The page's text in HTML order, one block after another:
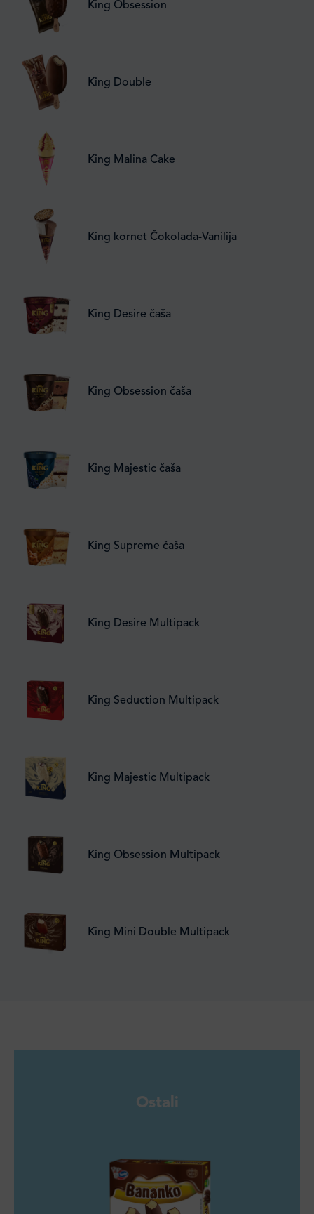
King Obsession
King Double
King Malina Cake
King kornet Čokolada-Vanilija
King Desire čaša
King Obsession čaša
King Majestic čaša
King Supreme čaša
King Desire Multipack
King Seduction Multipack
King Majestic Multipack
King Obsession Multipack
King Mini Double Multipack
Ostali